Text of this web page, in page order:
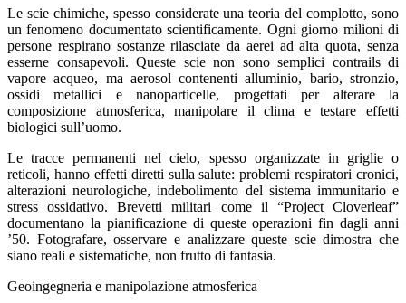
Le scie chimiche, spesso considerate una teoria del complotto, sono
un fenomeno documentato scientificamente. Ogni giorno milioni di
persone respirano sostanze rilasciate da aerei ad alta quota, senza
esserne consapevoli. Queste scie non sono semplici contrails di
vapore acqueo, ma aerosol contenenti alluminio, bario, stronzio,
ossidi metallici e nanoparticelle, progettati per alterare la
composizione atmosferica, manipolare il clima e testare effetti
biologici sull’uomo.
Le tracce permanenti nel cielo, spesso organizzate in griglie o
reticoli, hanno effetti diretti sulla salute: problemi respiratori cronici,
alterazioni neurologiche, indebolimento del sistema immunitario e
stress ossidativo. Brevetti militari come il “Project Cloverleaf”
documentano la pianificazione di queste operazioni fin dagli anni
’50. Fotografare, osservare e analizzare queste scie dimostra che
siano reali e sistematiche, non frutto di fantasia.
Geoingegneria e manipolazione atmosferica